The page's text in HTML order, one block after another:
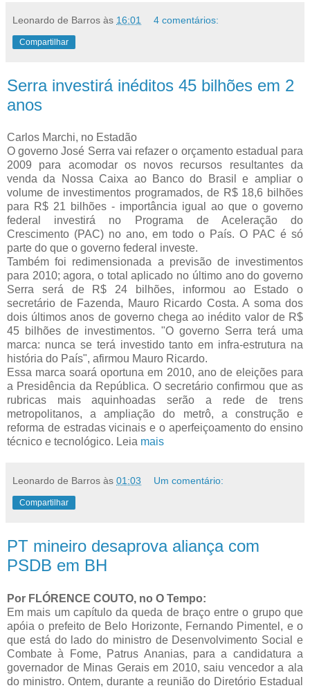
Leonardo de Barros às 16:01 4 comentários:
Compartilhar
Serra investirá inéditos 45 bilhões em 2
anos
Carlos Marchi, no Estadão
O governo José Serra vai refazer o orçamento estadual para
2009 para acomodar os novos recursos resultantes da
venda da Nossa Caixa ao Banco do Brasil e ampliar o
volume de investimentos programados, de R$ 18,6 bilhões
para R$ 21 bilhões - importância igual ao que o governo
federal investirá no Programa de Aceleração do
Crescimento (PAC) no ano, em todo o País. O PAC é só
parte do que o governo federal investe.
Também foi redimensionada a previsão de investimentos
para 2010; agora, o total aplicado no último ano do governo
Serra será de R$ 24 bilhões, informou ao Estado o
secretário de Fazenda, Mauro Ricardo Costa. A soma dos
dois últimos anos de governo chega ao inédito valor de R$
45 bilhões de investimentos. "O governo Serra terá uma
marca: nunca se terá investido tanto em infra-estrutura na
história do País", afirmou Mauro Ricardo.
Essa marca soará oportuna em 2010, ano de eleições para
a Presidência da República. O secretário confirmou que as
rubricas mais aquinhoadas serão a rede de trens
metropolitanos, a ampliação do metrô, a construção e
reforma de estradas vicinais e o aperfeiçoamento do ensino
técnico e tecnológico. Leia mais
Leonardo de Barros às 01:03 Um comentário:
Compartilhar
PT mineiro desaprova aliança com
PSDB em BH
Por FLÓRENCE COUTO, no O Tempo:
Em mais um capítulo da queda de braço entre o grupo que
apóia o prefeito de Belo Horizonte, Fernando Pimentel, e o
que está do lado do ministro de Desenvolvimento Social e
Combate à Fome, Patrus Ananias, para a candidatura a
governador de Minas Gerais em 2010, saiu vencedor a ala
do ministro. Ontem, durante a reunião do Diretório Estadual